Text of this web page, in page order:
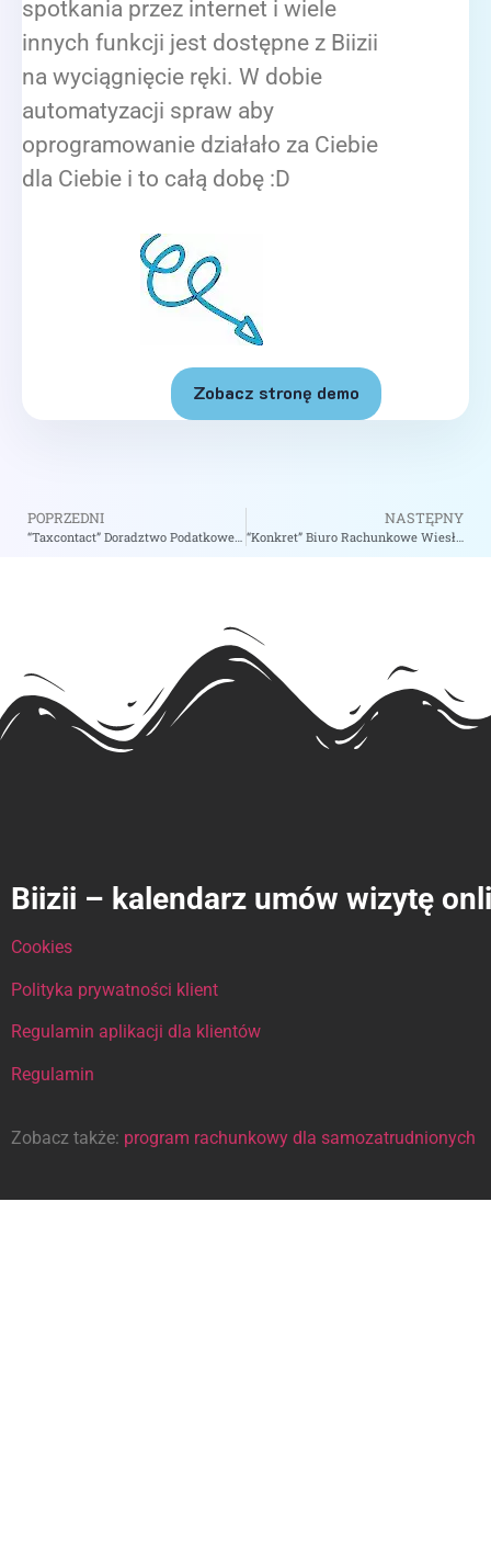
spotkania przez internet i wiele
innych funkcji jest dostępne z Biizii
na wyciągnięcie ręki. W dobie
automatyzacji spraw aby
oprogramowanie działało za Ciebie
dla Ciebie i to całą dobę :D
Zobacz stronę demo
POPRZEDNI
“Taxcontact” Doradztwo Podatkowe Andrzej Mazur – zobacz na biizii.com
NASTĘPNY
“Konkret” Biuro Rachunkowe Wiesława Bednarek – zobacz na biizii.com
Biizii – kalendarz umów wizytę
Cookies
Polityka prywatności klient
Regulamin aplikacji dla klientów
Regulamin
Zobacz także: program rachunkowy dla samozatrudnionych